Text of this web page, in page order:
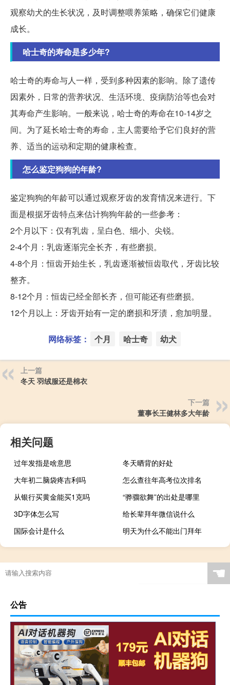
观察幼犬的生长状况，及时调整喂养策略，确保它们健康
成长。
哈士奇的寿命是多少年?
哈士奇的寿命与人一样，受到多种因素的影响。除了遗传
因素外，日常的营养状况、生活环境、疫病防治等也会对
其寿命产生影响。一般来说，哈士奇的寿命在10-14岁之
间。为了延长哈士奇的寿命，主人需要给予它们良好的营
养、适当的运动和定期的健康检查。
怎么鉴定狗狗的年龄?
鉴定狗狗的年龄可以通过观察牙齿的发育情况来进行。下
面是根据牙齿特点来估计狗狗年龄的一些参考：
2个月以下：仅有乳齿，呈白色、细小、尖锐。
2-4个月：乳齿逐渐完全长齐，有些磨损。
4-8个月：恒齿开始生长，乳齿逐渐被恒齿取代，牙齿比较
整齐。
8-12个月：恒齿已经全部长齐，但可能还有些磨损。
12个月以上：牙齿开始有一定的磨损和牙渍，愈加明显。
网络标签： 个月 哈士奇 幼犬
上一篇
冬天 羽绒服还是棉衣
下一篇
董事长王健林多大年龄
相关问题
过年发指是啥意思
冬天晒背的好处
大年初二脑袋疼吉利吗
怎么查往年高考位次排名
从银行买黄金能买1克吗
“骅骝欲舞”的出处是哪里
3D字体怎么写
给长辈拜年微信说什么
国际会计是什么
明天为什么不能出门拜年
☚
公告